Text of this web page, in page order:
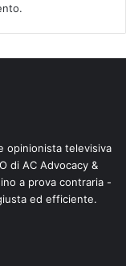
opinionista televisiva
di AC Advocacy &
a prova contraria -
ed efficiente.